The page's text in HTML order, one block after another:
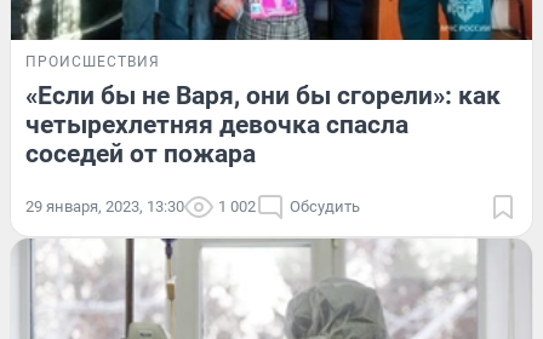
ПРОИСШЕСТВИЯ
«Если бы не Варя, они бы сгорели»: как
четырехлетняя девочка спасла
соседей от пожара
29 января, 2023, 13:30 1 002 Обсудить